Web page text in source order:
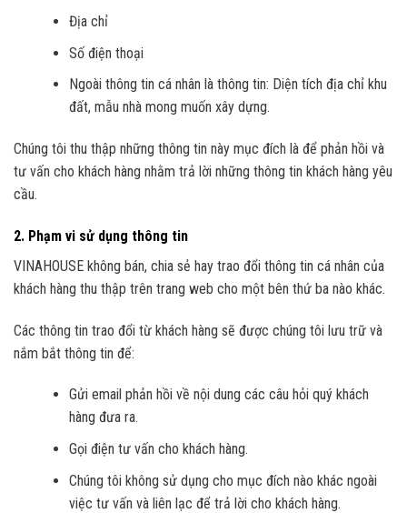
Địa chỉ
Số điện thoại
Ngoài thông tin cá nhân là thông tin: Diện tích địa chỉ khu
đất, mẫu nhà mong muốn xây dựng.
Chúng tôi thu thập những thông tin này mục đích là để phản hồi và
tư vấn cho khách hàng nhằm trả lời những thông tin khách hàng yêu
cầu.
2. Phạm vi sử dụng thông tin
VINAHOUSE không bán, chia sẻ hay trao đổi thông tin cá nhân của
khách hàng thu thập trên trang web cho một bên thứ ba nào khác.
Các thông tin trao đổi từ khách hàng sẽ được chúng tôi lưu trữ và
nắm bắt thông tin để:
Gửi email phản hồi về nội dung các câu hỏi quý khách
hàng đưa ra.
Gọi điện tư vấn cho khách hàng.
Chúng tôi không sử dụng cho mục đích nào khác ngoài
việc tư vấn và liên lạc để trả lời cho khách hàng.